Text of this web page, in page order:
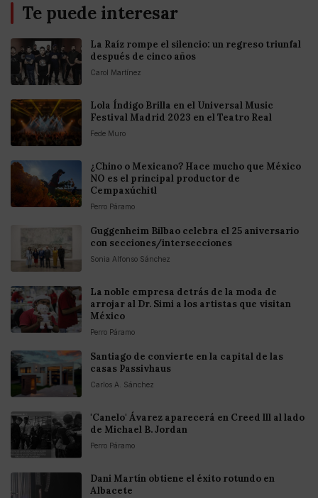
Te puede interesar
La Raíz rompe el silencio: un regreso triunfal
después de cinco años
Carol Martínez
Lola Índigo Brilla en el Universal Music
Festival Madrid 2023 en el Teatro Real
Fede Muro
¿Chino o Mexicano? Hace mucho que México
NO es el principal productor de
Cempaxúchitl
Perro Páramo
Guggenheim Bilbao celebra el 25 aniversario
con secciones/intersecciones
Sonia Alfonso Sánchez
La noble empresa detrás de la moda de
arrojar al Dr. Simi a los artistas que visitan
México
Perro Páramo
Santiago de convierte en la capital de las
casas Passivhaus
Carlos A. Sánchez
'Canelo' Ávarez aparecerá en Creed lll al lado
de Michael B. Jordan
Perro Páramo
Dani Martín obtiene el éxito rotundo en
Albacete